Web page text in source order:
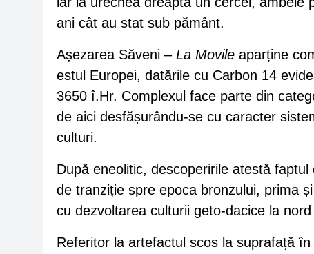
ani cât au stat sub pământ.
Așezarea Săveni – La Movile aparține
estul Europei, datările cu Carbon 14
3650 î.Hr. Complexul face parte din
de aici desfășurându-se cu caracter
culturi.
După eneolitic, descoperirile atestă
de tranziție spre epoca bronzului, prima
cu dezvoltarea culturii geto-dacice la
Referitor la artefactul scos la suprafață